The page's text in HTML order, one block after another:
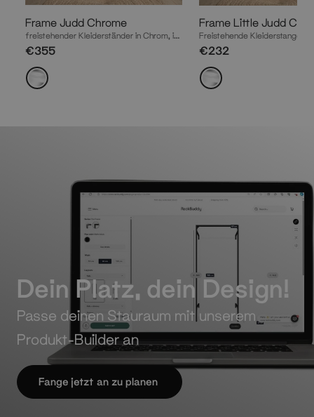
Frame Judd Chrome
freistehender Kleiderständer in Chrom, inspiriert von ikonischer Kunst
€355
Frame Little Judd
€232
Dein Platz, dein Design!
Passe deinen Stauraum mit unserem
Produkt-Builder an
Fange jetzt an zu planen